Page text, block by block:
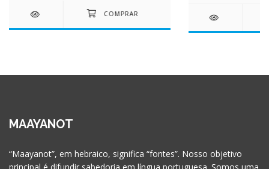
MAAYANOT
“Maayanot”, em hebraico, significa “fontes”. Nosso objetivo